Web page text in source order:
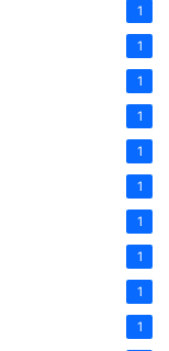
1
1
1
1
1
1
1
1
1
1